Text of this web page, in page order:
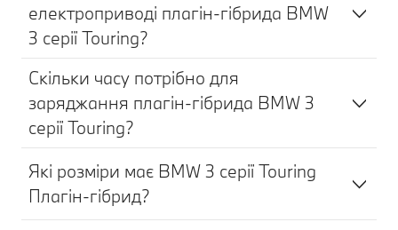
електроприводі плагін-гібрида BMW
3 серії Touring?
Скільки часу потрібно для
заряджання плагін-гібрида BMW 3
серії Touring?
Які розміри має BMW 3 серії Touring
Плагін-гібрид?